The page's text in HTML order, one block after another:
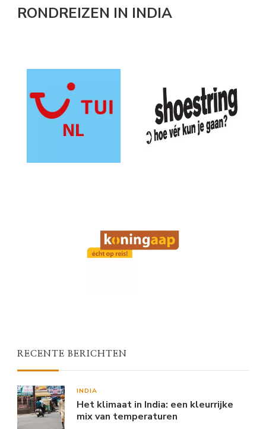
RONDREIZEN IN INDIA
RECENTE BERICHTEN
INDIA
Het klimaat in India: een kleurrijke
mix van temperaturen